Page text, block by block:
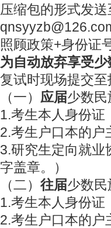
压缩包的形式发
照顾政策+身份证
为自动放弃享受少
复试时现场提交至
（一） 应届少数
1.考生本人身份证
2.考生户口本的户
3.研究生定向就业
字盖章。）
（二） 往届少数
1.考生本人身份证
2.考生户口本的户